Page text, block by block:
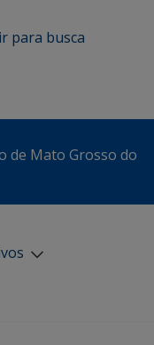
ir para busca
de Mato Grosso do